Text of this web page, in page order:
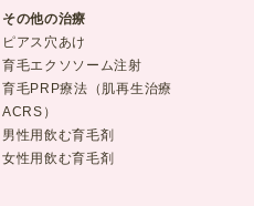
その他の治療
ピアス穴あけ
育毛エクソソーム注射
育毛PRP療法（肌再生治療
ACRS）
男性用飲む育毛剤
女性用飲む育毛剤